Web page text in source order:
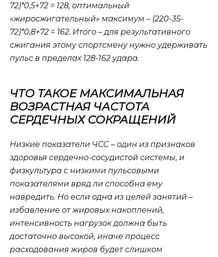
72)*0,5+72 = 128, оптимальный
«жиросжигательный» максимум – (220-35-
72)*0,8+72 = 162. Итого – для результативного
сжигания этому спортсмену нужно удерживать
пульс в пределах 128-162 удара.
ЧТО ТАКОЕ МАКСИМАЛЬНАЯ
ВОЗРАСТНАЯ ЧАСТОТА
СЕРДЕЧНЫХ СОКРАЩЕНИЙ
Низкие показатели ЧСС – один из признаков
здоровья сердечно-сосудистой системы, и
физкультура с низкими пульсовыми
показателями вряд ли способна ему
навредить. Но если одна из целей занятий –
избавление от жировых накоплений,
интенсивность нагрузок должна быть
достаточно высокой, иначе процесс
расходования жиров будет слишком